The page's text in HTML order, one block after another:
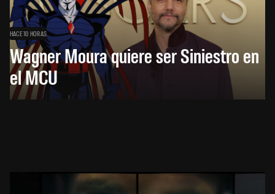
HACE 10 HORAS
Wagner Moura quiere ser Siniestro en
el MCU